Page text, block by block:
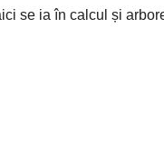
se ia în calcul și